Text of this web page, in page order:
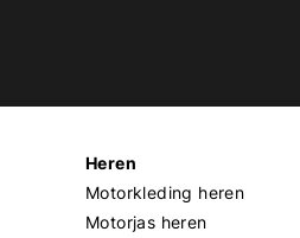
Heren
Motorkleding heren
Motorjas heren